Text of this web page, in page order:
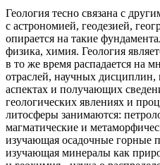
Геология тесно связана с
с астрономией, геодезией,
опирается на такие
физика, химия. Геология
в то же время распадается на
отраслей, научных
аспектах и получающих
геологических явлениях и
литосферы занимаются:
магматические и
изучающая осадочные горные
изучающая минералы как